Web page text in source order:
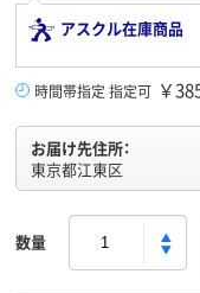
アスクル在庫商品
時間帯指定 指定可 ￥
お届け先住所：
東京都江東区
数量